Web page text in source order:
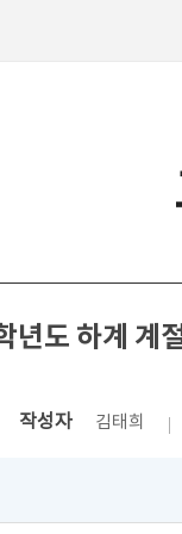
년도 하계 계
작성자 김태희